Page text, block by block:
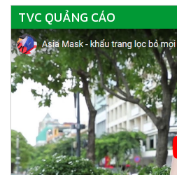
TVC QUẢNG CÁO